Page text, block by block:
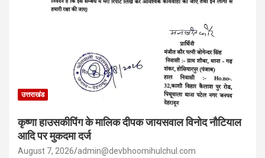
उत्तराखंड
कृष्णा हाउसकीपिंग के मालिक दीपक जायसवाल विनोद नौटियाल
आदि पर मुकदमा दर्ज
August 7, 2026 admin@devbhoomihulchul.com